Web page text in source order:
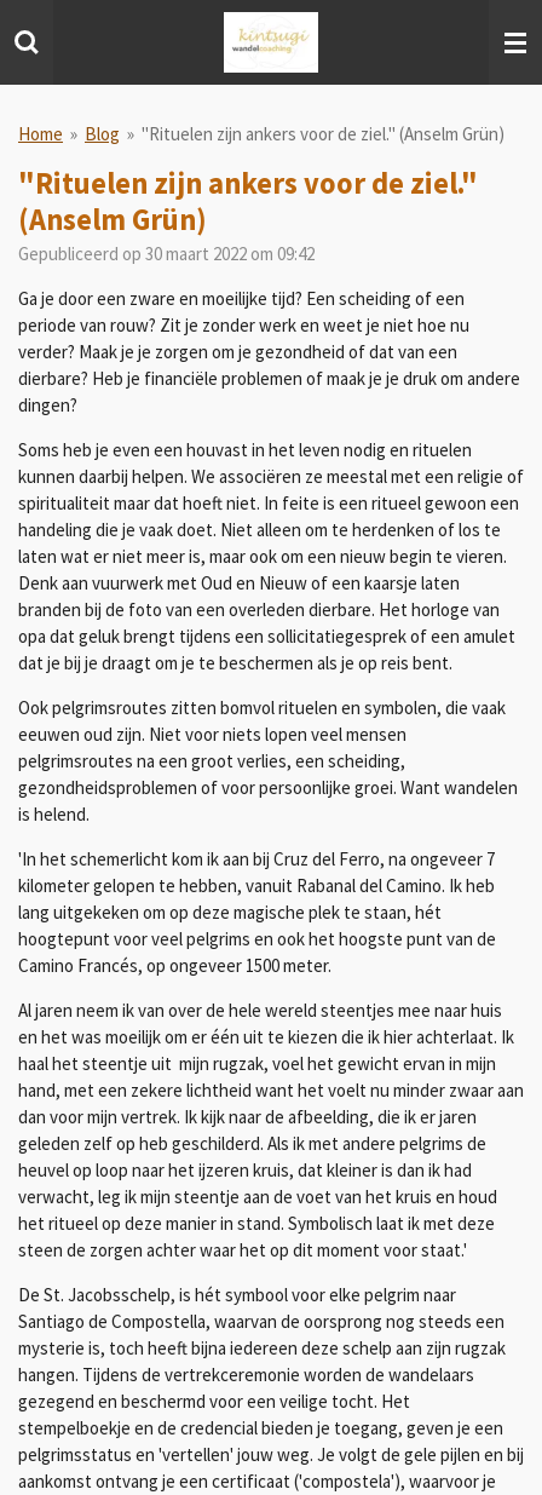
direct
hoofdinhoud
Home » Blog » "Rituelen zijn ankers voor de ziel." (Anselm Grün)
"Rituelen zijn ankers voor de ziel."
(Anselm Grün)
Gepubliceerd op 30 maart 2022 om 09:42
Ga je door een zware en moeilijke tijd? Een scheiding of een
periode van rouw? Zit je zonder werk en weet je niet hoe nu
verder? Maak je je zorgen om je gezondheid of dat van een
dierbare? Heb je financiële problemen of maak je je druk om andere
dingen?
Soms heb je even een houvast in het leven nodig en rituelen
kunnen daarbij helpen. We associëren ze meestal met een religie of
spiritualiteit maar dat hoeft niet. In feite is een ritueel gewoon een
handeling die je vaak doet. Niet alleen om te herdenken of los te
laten wat er niet meer is, maar ook om een nieuw begin te vieren.
Denk aan vuurwerk met Oud en Nieuw of een kaarsje laten
branden bij de foto van een overleden dierbare. Het horloge van
opa dat geluk brengt tijdens een sollicitatiegesprek of een amulet
dat je bij je draagt om je te beschermen als je op reis bent.
Ook pelgrimsroutes zitten bomvol rituelen en symbolen, die vaak
eeuwen oud zijn. Niet voor niets lopen veel mensen
pelgrimsroutes na een groot verlies, een scheiding,
gezondheidsproblemen of voor persoonlijke groei. Want wandelen
is helend.
'In het schemerlicht kom ik aan bij Cruz del Ferro, na ongeveer 7
kilometer gelopen te hebben, vanuit Rabanal del Camino. Ik heb
lang uitgekeken om op deze magische plek te staan, hét
hoogtepunt voor veel pelgrims en ook het hoogste punt van de
Camino Francés, op ongeveer 1500 meter.
Al jaren neem ik van over de hele wereld steentjes mee naar huis
en het was moeilijk om er één uit te kiezen die ik hier achterlaat. Ik
haal het steentje uit mijn rugzak, voel het gewicht ervan in mijn
hand, met een zekere lichtheid want het voelt nu minder zwaar aan
dan voor mijn vertrek. Ik kijk naar de afbeelding, die ik er jaren
geleden zelf op heb geschilderd. Als ik met andere pelgrims de
heuvel op loop naar het ijzeren kruis, dat kleiner is dan ik had
verwacht, leg ik mijn steentje aan de voet van het kruis en houd
het ritueel op deze manier in stand. Symbolisch laat ik met deze
steen de zorgen achter waar het op dit moment voor staat.'
De St. Jacobsschelp, is hét symbool voor elke pelgrim naar
Santiago de Compostella, waarvan de oorsprong nog steeds een
mysterie is, toch heeft bijna iedereen deze schelp aan zijn rugzak
hangen. Tijdens de vertrekceremonie worden de wandelaars
gezegend en beschermd voor een veilige tocht. Het
stempelboekje en de credencial bieden je toegang, geven je een
pelgrimsstatus en 'vertellen' jouw weg. Je volgt de gele pijlen en bij
aankomst ontvang je een certificaat ('compostela'), waarvoor je